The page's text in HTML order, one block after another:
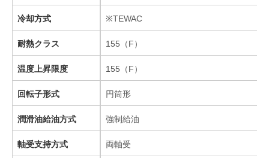
冷却方式 ※TEWAC
耐熱クラス 155（F）
温度上昇限度 155（F）
回転子形式 円筒形
潤滑油給油方式 強制給油
軸受支持方式 両軸受